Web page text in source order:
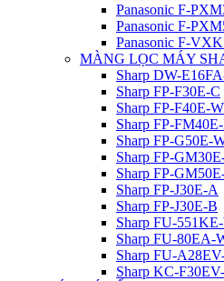
Panasonic F-
Panasonic F-
Panasonic F-
MÀNG LỌC MÁY
Sharp DW-
Sharp FP-F30E-C
Sharp FP-F40E-W
Sharp FP-
Sharp FP-G50E-
Sharp FP-
Sharp FP-
Sharp FP-J30E-A
Sharp FP-J30E-B
Sharp FU-
Sharp FU-80EA-
Sharp FU-
Sharp KC-